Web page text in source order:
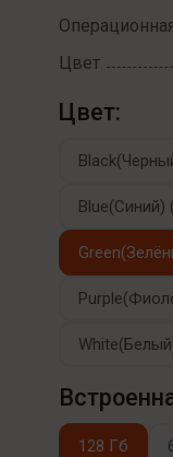
Цвет
Цвет:
Blue(Синий)
128 Гб